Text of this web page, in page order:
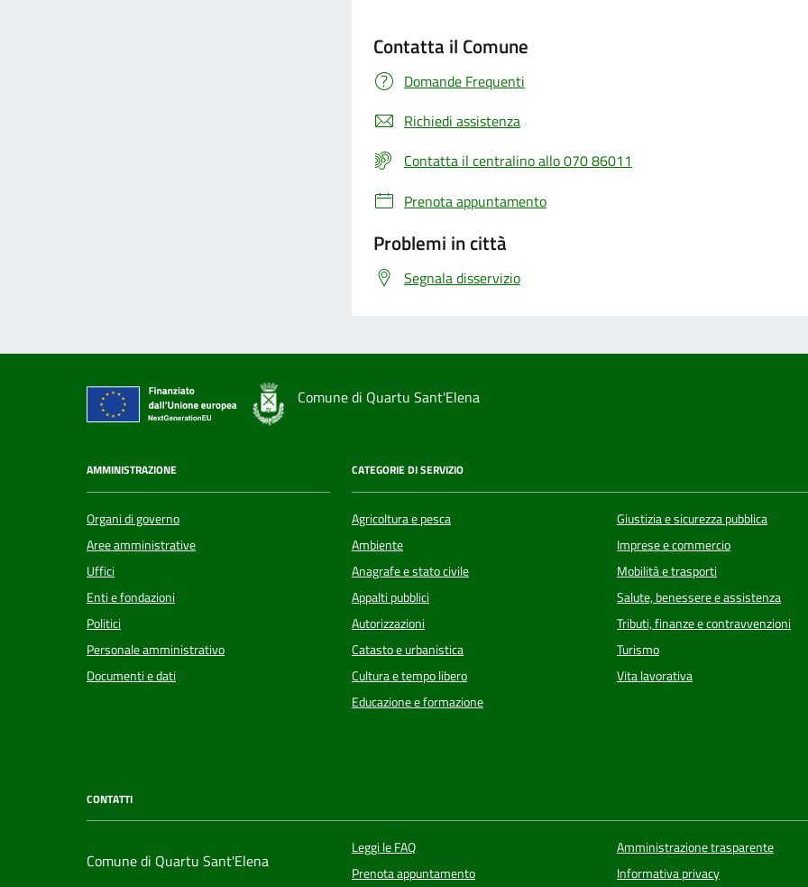
Contatta il Comune
Domande Frequenti
Richiedi assistenza
Contatta il centralino allo 070 86011
Prenota appuntamento
Problemi in città
Segnala disservizio
Comune di Quartu Sant'Elena
AMMINISTRAZIONE
Organi di governo
Aree amministrative
Uffici
Enti e fondazioni
Politici
Personale amministrativo
Documenti e dati
CATEGORIE DI SERVIZIO
Agricoltura e pesca
Ambiente
Anagrafe e stato civile
Appalti pubblici
Autorizzazioni
Catasto e urbanistica
Cultura e tempo libero
Educazione e formazione
Giustizia e sicurezza pubblica
Imprese e commercio
Mobilità e trasporti
Salute, benessere e assistenza
Tributi, finanze e contravvenzioni
Turismo
Vita lavorativa
CONTATTI
Comune di Quartu Sant'Elena
Leggi le FAQ
Prenota appuntamento
Amministrazione trasparente
Informativa privacy